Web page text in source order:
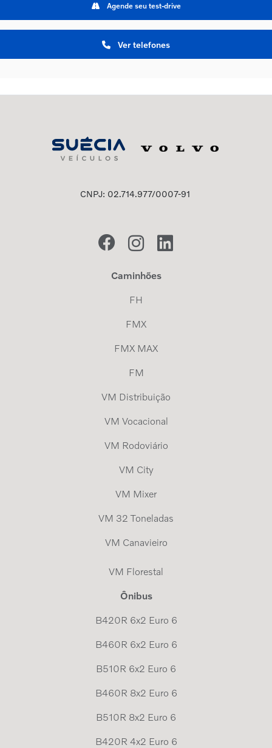
Ver telefones
Agende seu test-drive
CNPJ: 02.714.977/0007-91
Caminhões
FH
FMX
FMX MAX
FM
VM Distribuição
VM Vocacional
VM Rodoviário
VM City
VM Mixer
VM 32 Toneladas
VM Canavieiro
VM Florestal
Ônibus
B420R 6x2 Euro 6
B460R 6x2 Euro 6
B510R 6x2 Euro 6
B460R 8x2 Euro 6
B510R 8x2 Euro 6
B420R 4x2 Euro 6